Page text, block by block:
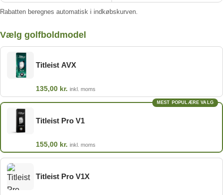
Rabatten beregnes automatisk i indkøbskurven.
Vælg golfboldmodel
Titleist AVX
135,00 kr. inkl. moms
Titleist Pro V1
155,00 kr. inkl. moms
MEST POPULÆRE VALG
Titleist Pro V1X